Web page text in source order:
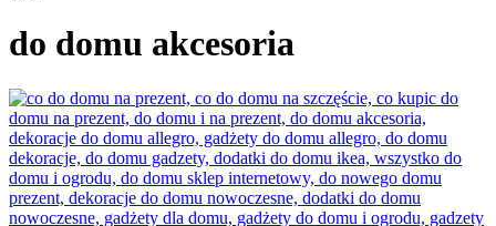
do domu akcesoria